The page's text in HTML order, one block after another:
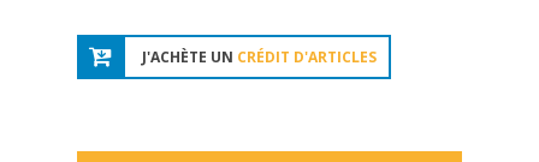
J'ACHÈTE UN CRÉDIT D'ARTICLES